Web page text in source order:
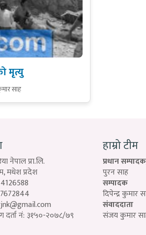
मृत्यु
साह
नेपाल प्रा.लि.
मधेश प्रदेश
दर्ता नं: ३१५०-२०७८/७९
हाम्रो टीम
प्रधान
पुरन साह
सम्पादक
दिपेन्द्र कुमार
संवाददाता
संजय कुमार